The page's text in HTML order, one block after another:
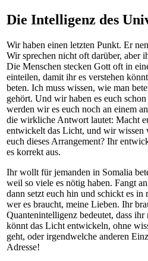
Die Intelligenz des
Wir haben einen letzten Punkt. Er
Wir sprechen nicht oft darüber, aber
Die Menschen stecken Gott oft in
einteilen, damit ihr es verstehen
beten. Ich muss wissen, wie man
gehört. Und wir haben es euch
werden wir es euch noch an einem
die wirkliche Antwort lautet: Macht
entwickelt das Licht, und wir wissen
euch dieses Arrangement? Ihr
es korrekt aus.
Ihr wollt für jemanden in Somalia
weil so viele es nötig haben. Fangt
dann setzt euch hin und schickt es
wer es braucht, meine Lieben. Ihr
Quantenintelligenz bedeutet, dass
könnt das Licht entwickeln, ohne
geht, oder irgendwelche anderen
Adresse!